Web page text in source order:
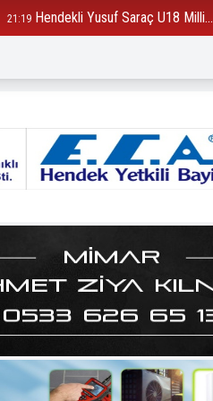
21:19 Hendekli Yusuf Saraç U18 Milli...